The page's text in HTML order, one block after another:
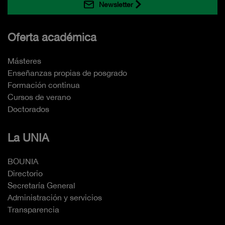
Newsletter
Oferta académica
Másteres
Enseñanzas propias de posgrado
Formación continua
Cursos de verano
Doctorados
La UNIA
BOUNIA
Directorio
Secretaría General
Administración y servicios
Transparencia